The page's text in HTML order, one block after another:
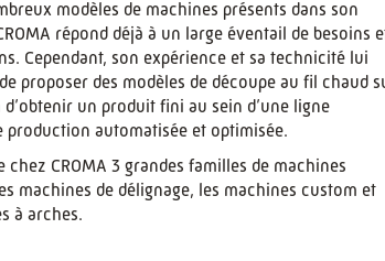
modèles de machines présents dans son
répond déjà à un large éventail de besoins
Cependant, son expérience et sa technicité lui
proposer des modèles de découpe au fil chaud
un produit fini au sein d’une ligne
production automatisée et optimisée.
chez CROMA 3 grandes familles de machines
machines de délignage, les machines custom et
à arches.